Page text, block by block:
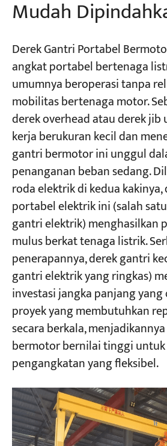
Proyek
Blog
Berita
Aplikasi
Tentang kami
Hubungi kami
Mudah
Derek Gantri Portabel
angkat portabel bertenaga
umumnya beroperasi tanpa
mobilitas bertenaga motor.
derek overhead atau derek jib
kerja berukuran kecil dan
gantri bermotor ini unggul
penanganan beban sedang.
roda elektrik di kedua
portabel elektrik ini (salah
gantri elektrik) menghasilkan
mulus berkat tenaga listrik.
penerapannya, derek gantri
gantri elektrik yang ringkas)
investasi jangka panjang
proyek yang membutuhkan
secara berkala,
bermotor bernilai tinggi
pengangkatan yang fleksibel.